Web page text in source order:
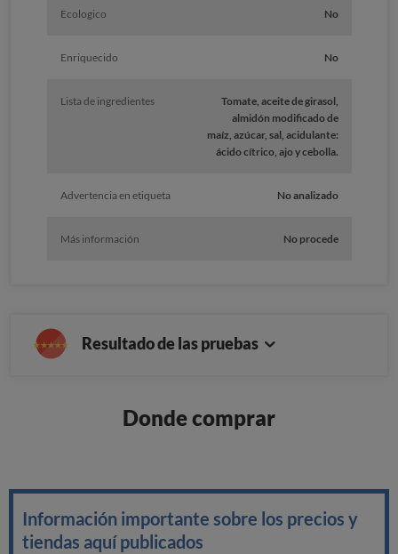
Ecologico No
Enriquecido No
Lista de ingredientes
Tomate, aceite de girasol,
almidón modificado de
maíz, azúcar, sal, acidulante:
ácido cítrico, ajo y cebolla.
Advertencia en etiqueta No analizado
Más información No procede
Resultado de las pruebas
Donde comprar
Información importante sobre los precios y
tiendas aquí publicados